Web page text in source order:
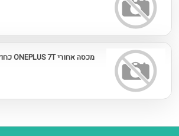
מכסה אחורי ONEPLUS 7T כחול